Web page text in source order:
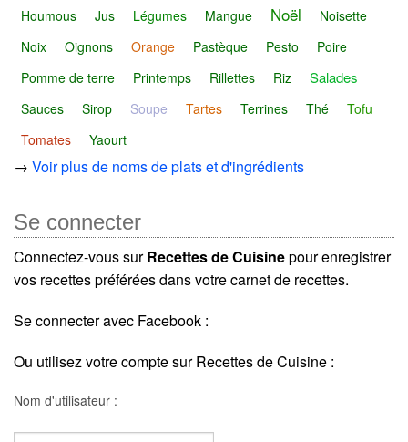
Houmous
Jus Légumes Mangue Noël
Noisette
Noix
Oignons Orange Pastèque Pesto
Poire
Pomme de terre
Printemps Rillettes Riz Salades
Sauces Sirop Soupe Tartes Terrines Thé
Tofu
Tomates
Yaourt
→ Voir plus de noms de plats et d'ingrédients
Se connecter
Connectez-vous surRecettes de Cuisinepour enregistrer
vos recettes préférées dans votre carnet de recettes.
Se connecter avec Facebook :
Ou utilisez votre compte sur Recettes de Cuisine :
Nom d'utilisateur :